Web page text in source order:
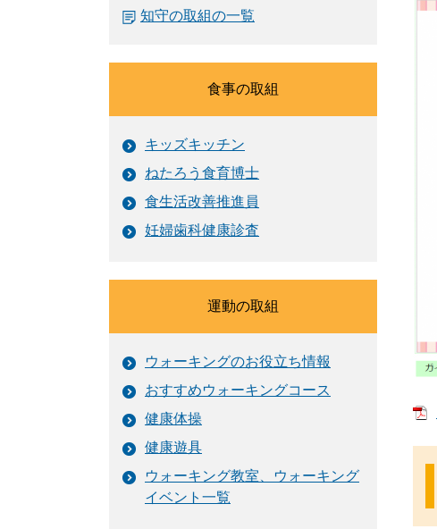
知守の取組の一覧
食事の取組
キッズキッチン
ねたろう食育博士
食生活改善推進員
妊婦歯科健康診査
運動の取組
ウォーキングのお役立ち情報
おすすめウォーキングコース
健康体操
健康遊具
ウォーキング教室、ウォーキング
イベント一覧